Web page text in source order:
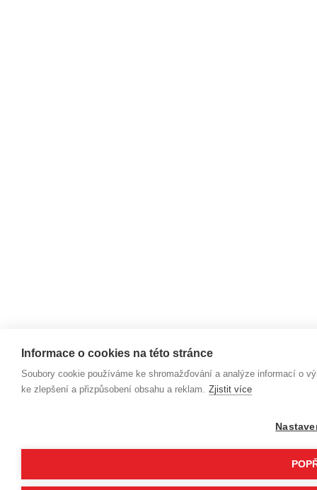
Informace o cookies na této stránce
Soubory cookie používáme ke shromažďování a analýze informací o
ke zlepšení a přizpůsobení obsahu a reklam. Zjistit více